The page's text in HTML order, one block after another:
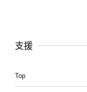
支援
Top